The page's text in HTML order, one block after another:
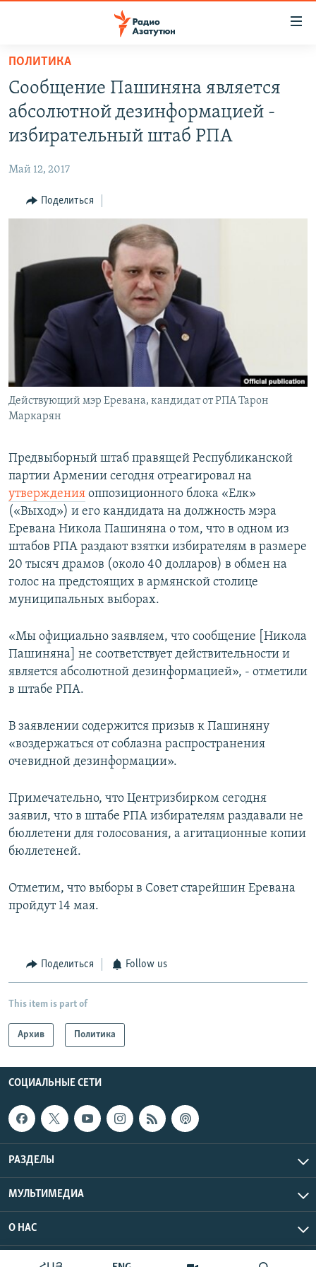
Перейти
основному
содержанию
Перейти
основной
Перейти
ГЛАВНАЯ
НОВОСТИ
ПОЛИТИКА
ЭКОНОМИКА
РЕГИОН
НАГОРНЫЙ КАРАБАХ
СПОРТ
АРХИВ
Հայերեն
English
Русский
ПОЛИТИКА
Сообщение Пашиняна является
абсолютной дезинформацией -
избирательный штаб РПА
Май 12, 2017
Поделиться
Действующий мэр Еревана, кандидат от РПА Тарон
Маркарян
Предвыборный штаб правящей Республиканской
партии Армении сегодня отреагировал на
утверждения оппозиционного блока «Елк»
(«Выход») и его кандидата на должность мэра
Еревана Никола Пашиняна о том, что в одном из
штабов РПА раздают взятки избирателям в размере
20 тысяч драмов (около 40 долларов) в обмен на
голос на предстоящих в армянской столице
муниципальных выборах.
«Мы официально заявляем, что сообщение [Никола
Пашиняна] не соответствует действительности и
является абсолютной дезинформацией», - отметили
в штабе РПА.
В заявлении содержится призыв к Пашиняну
«воздержаться от соблазна распространения
очевидной дезинформации».
Примечательно, что Центризбирком сегодня
заявил, что в штабе РПА избирателям раздавали не
бюллетени для голосования, а агитационные копии
бюллетеней.
Отметим, что выборы в Совет старейшин Еревана
пройдут 14 мая.
Поделиться Follow us
This item is part of
Архив Политика
СОЦИАЛЬНЫЕ СЕТИ
РАЗДЕЛЫ
МУЛЬТИМЕДИА
О НАС